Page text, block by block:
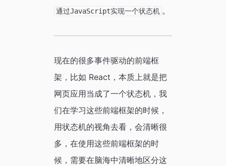
通过JavaScript实现一个状态机 。
现在的很多事件驱动的前端框
架，比如 React，本质上就是把
网页应用当成了一个状态机，我
们在学习这些前端框架的时候，
用状态机的视角去看，会清晰很
多，在使用这些前端框架的时
候，需要在脑海中清晰地区分这